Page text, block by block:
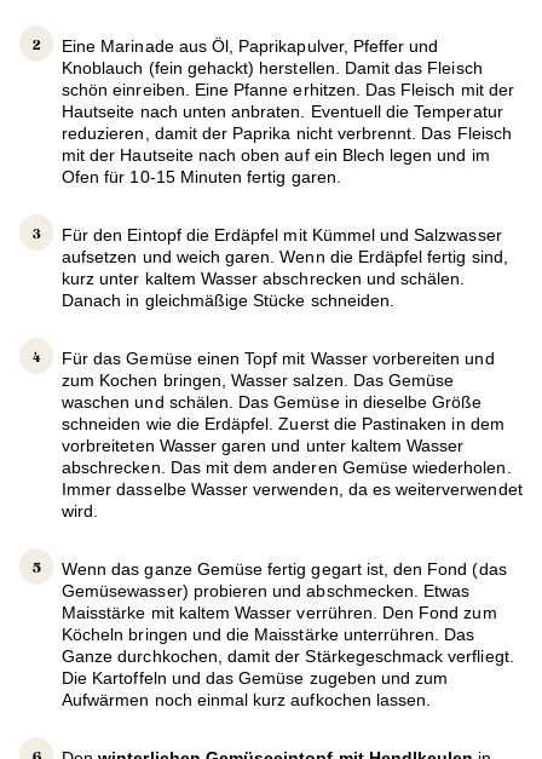
Eine Marinade aus Öl, Paprikapulver, Pfeffer und
Knoblauch (fein gehackt) herstellen. Damit das Fleisch
schön einreiben. Eine Pfanne erhitzen. Das Fleisch mit der
Hautseite nach unten anbraten. Eventuell die Temperatur
reduzieren, damit der Paprika nicht verbrennt. Das Fleisch
mit der Hautseite nach oben auf ein Blech legen und im
Ofen für 10-15 Minuten fertig garen.
Für den Eintopf die Erdäpfel mit Kümmel und Salzwasser
aufsetzen und weich garen. Wenn die Erdäpfel fertig sind,
kurz unter kaltem Wasser abschrecken und schälen.
Danach in gleichmäßige Stücke schneiden.
Für das Gemüse einen Topf mit Wasser vorbereiten und
zum Kochen bringen, Wasser salzen. Das Gemüse
waschen und schälen. Das Gemüse in dieselbe Größe
schneiden wie die Erdäpfel. Zuerst die Pastinaken in dem
vorbreiteten Wasser garen und unter kaltem Wasser
abschrecken. Das mit dem anderen Gemüse wiederholen.
Immer dasselbe Wasser verwenden, da es weiterverwendet
wird.
Wenn das ganze Gemüse fertig gegart ist, den Fond (das
Gemüsewasser) probieren und abschmecken. Etwas
Maisstärke mit kaltem Wasser verrühren. Den Fond zum
Köcheln bringen und die Maisstärke unterrühren. Das
Ganze durchkochen, damit der Stärkegeschmack verfliegt.
Die Kartoffeln und das Gemüse zugeben und zum
Aufwärmen noch einmal kurz aufkochen lassen.